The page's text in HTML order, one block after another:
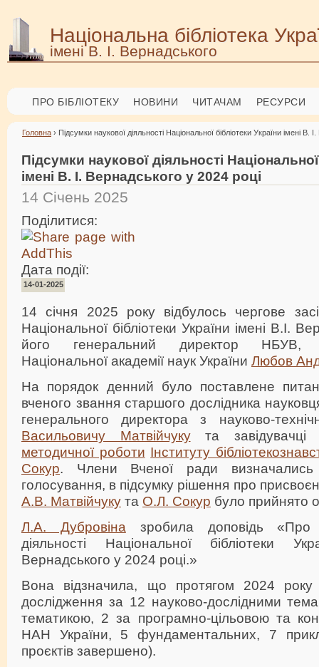
Національна бібліотека
імені В. І. Вернадського
ПРО БІБЛІОТЕКУ НОВИНИ ЧИТАЧАМ РЕСУРСИ
Головна › Підсумки наукової діяльності Національної бібліотеки України імені В.
Підсумки наукової діяльності
імені В. І. Вернадського у 2024 році
14 Січень 2025
Поділитися:
Дата події:
14-01-2025
14 січня 2025 року відбулось чергове
Національної бібліотеки України імені В.І.
його генеральний директор НБУВ,
Національної академії наук України Любов
На порядок денний було поставлене
вченого звання старшого дослідника
генерального директора з науково-
Васильовичу Матвійчукута
методичної роботи Інституту
Сокур. Члени Вченої ради
голосування, в підсумку рішення про
А.В. Матвійчуку та О.Л. Сокур було прийнято
Л.А. Дубровіна зробила доповідь «Про
діяльності Національної бібліотеки
Вернадського у 2024 році.»
Вона відзначила, що протягом 2024
дослідження за 12 науково-дослідними
тематикою, 2 за програмно-цільовою та
НАН України, 5 фундаментальних, 7
проєктів завершено).